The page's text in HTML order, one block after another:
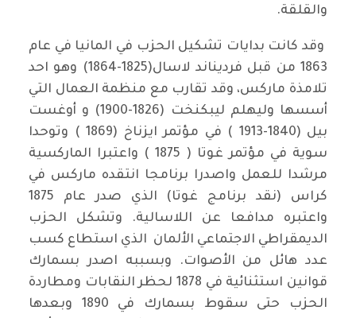
والقلقة.
وقد كانت بدايات تشكيل الحزب في المانيا في عام
1863 من قبل فرديناند لاسال(1825-1864) وهو احد
تلامذة ماركس، وقد تقارب مع منظمة العمال التي
أسسها وليهلم ليبكنخت (1826-1900) و أوغست
بيل (1840-1913 ) في مؤتمر ايزناخ (1869 ) وتوحدا
سوية في مؤتمر غوتا ( 1875 ) واعتبرا الماركسية
مرشدا للعمل واصدرا برنامجا انتقده ماركس في
كراس (نقد برنامج غوتا) الذي صدر عام 1875
واعتبره مدافعا عن اللاسالية. وتشكل الحزب
الديمقراطي الاجتماعي الألمان الذي استطاع كسب
عدد هائل من الأصوات. وبسببه اصدر بسمارك
قوانين استثنائية في 1878 لحظر النقابات ومطاردة
الحزب حتى سقوط بسمارك في 1890 وبعدها